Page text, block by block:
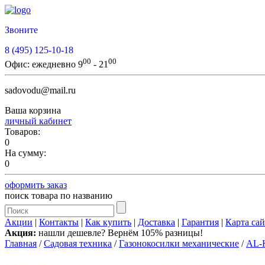
Звоните
8 (495) 125-10-18
Офис: ежедневно 900 - 21 00
sadovodu@mail.ru
Ваша корзина
личный кабинет
Товаров:
0
На сумму:
0
оформить заказ
поиск товара по названию
Акции | Контакты | Как купить | Доставка | Гарантия | Карта
Акция: нашли дешевле? Вернём 105% разницы!
Главная /Садовая техника /Газонокосилки механические / AL-